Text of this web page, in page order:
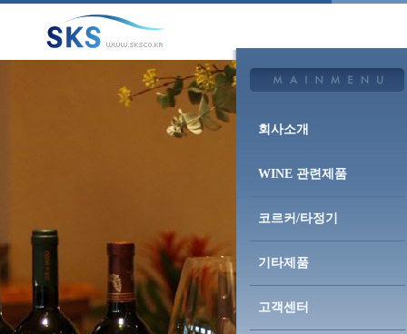
회사소개
WINE 관련제품
코르커/타정기
기타제품
고객센터